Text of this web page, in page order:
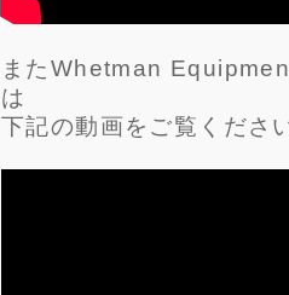
またWhetman
は
下記の動画をご覧くださ